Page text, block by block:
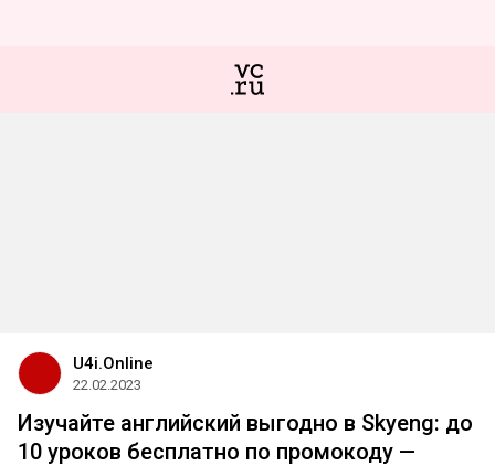
U4i.Online
22.02.2023
Изучайте английский выгодно в Skyeng: до
10 уроков бесплатно по промокоду —